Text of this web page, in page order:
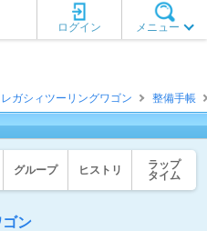
メニュー
ログイン
レガシィツーリングワゴン 整備手帳
グループ ヒストリ
ラップ
タイム
ゴン